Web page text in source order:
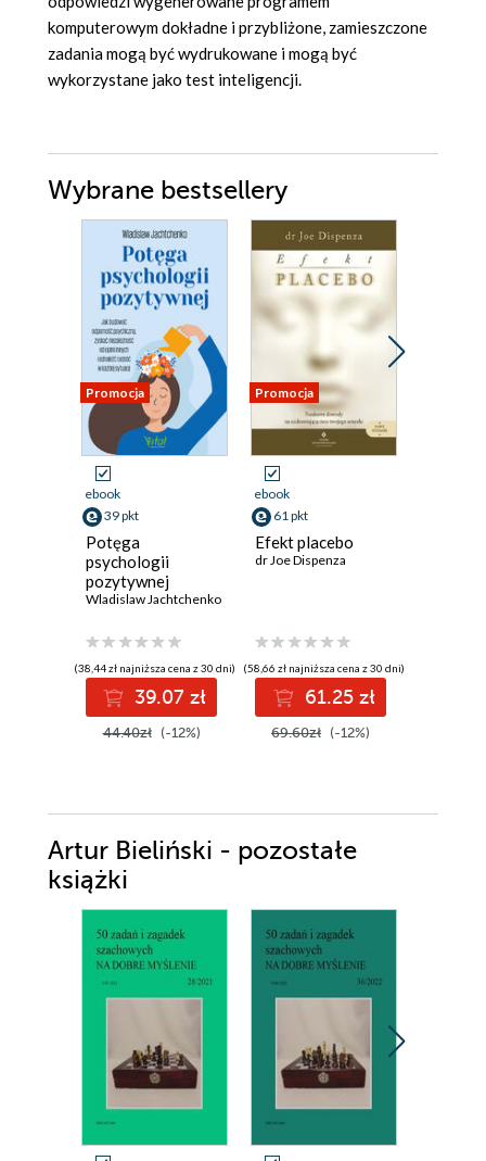
komputerowym dokładne i przybliżone, zamieszczone
zadania mogą być wydrukowane i mogą być
wykorzystane jako test inteligencji.
Wybrane bestsellery
Promocja
ebook
39 pkt
Potęga
psychologii
pozytywnej
Wladislaw Jachtchenko
(38,44 zł najniższa cena z 30 dni)
39.07 zł
44.40zł (-12%)
Promocja
ebook
61 pkt
Efekt placebo
dr Joe Dispenza
(58,66 zł najniższa cena z 30 dni)
61.25 zł
69.60zł (-12%)
Artur Bieliński - pozostałe
książki